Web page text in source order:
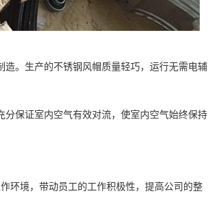
。生产的不锈钢风帽质量轻巧，运行无需电辅
保证室内空气有效对流，使室内空气始终保持
环境，带动员工的工作积极性，提高公司的整